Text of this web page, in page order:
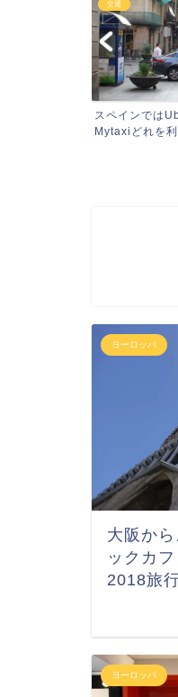
交通
スペインでは
Mytaxiどれを利
ヨーロッパ
大阪か
ックカ
2018旅行
ヨーロッパ